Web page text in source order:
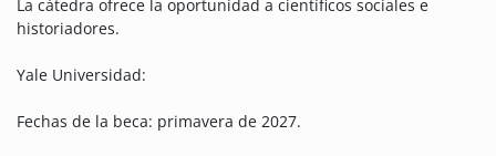
La cátedra ofrece la oportunidad a científicos sociales e
historiadores.
Yale Universidad:
Fechas de la beca: primavera de 2027.